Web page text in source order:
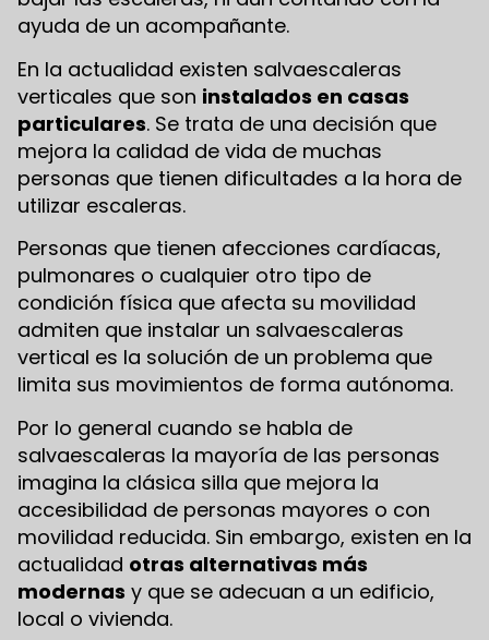
ayuda de un acompañante.
En la actualidad existen salvaescaleras
verticales que son instalados en casas
particulares. Se trata de una decisión que
mejora la calidad de vida de muchas
personas que tienen dificultades a la hora de
utilizar escaleras.
Personas que tienen afecciones cardíacas,
pulmonares o cualquier otro tipo de
condición física que afecta su movilidad
admiten que instalar un salvaescaleras
vertical es la solución de un problema que
limita sus movimientos de forma autónoma.
Por lo general cuando se habla de
salvaescaleras la mayoría de las personas
imagina la clásica silla que mejora la
accesibilidad de personas mayores o con
movilidad reducida. Sin embargo, existen en la
actualidad otras alternativas más
modernas y que se adecuan a un edificio,
local o vivienda.